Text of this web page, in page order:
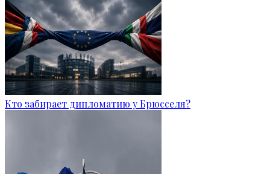
Кто забирает дипломатию у Брюсселя?